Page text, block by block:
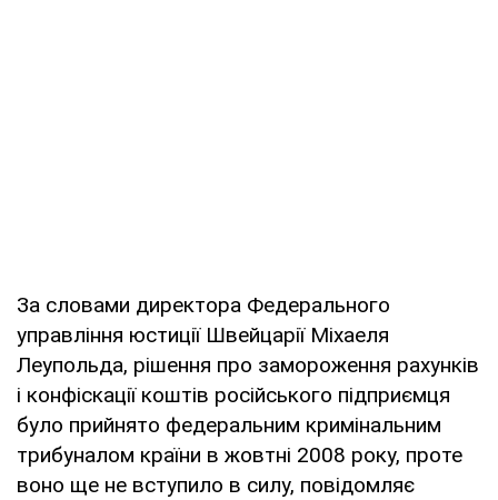
За словами директора Федерального
управління юстиції Швейцарії Міхаеля
Леупольда, рішення про замороження рахунків
і конфіскації коштів російського підприємця
було прийнято федеральним кримінальним
трибуналом країни в жовтні 2008 року, проте
воно ще не вступило в силу, повідомляє